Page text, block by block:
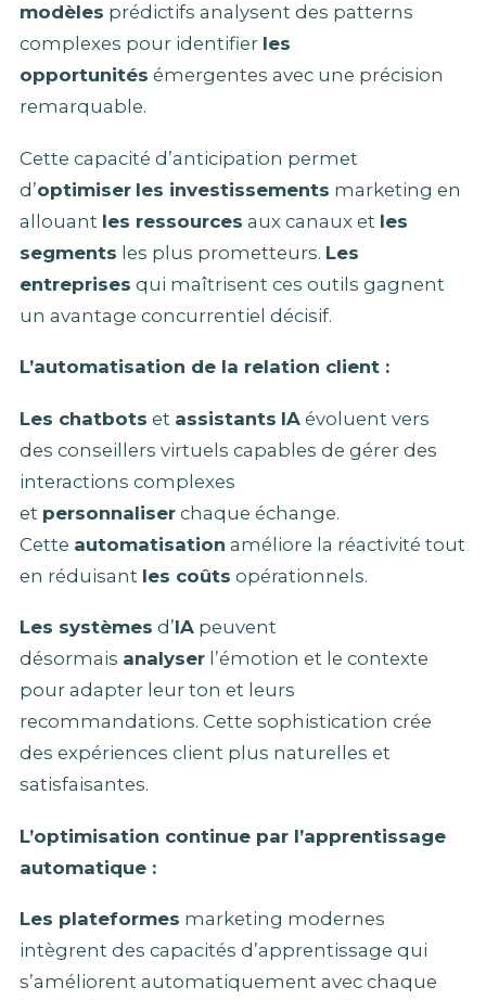
modèles prédictifs analysent des patterns
complexes pour identifier les
opportunités émergentes avec une précision
remarquable.
Cette capacité d’anticipation permet
d’optimiser les investissements marketing en
allouant les ressources aux canaux et les
segments les plus prometteurs. Les
entreprises qui maîtrisent ces outils gagnent
un avantage concurrentiel décisif.
L’automatisation de la relation client :
Les chatbots et assistants IA évoluent vers
des conseillers virtuels capables de gérer des
interactions complexes
et personnaliser chaque échange.
Cette automatisation améliore la réactivité tout
en réduisant les coûts opérationnels.
Les systèmes d’IA peuvent
désormais analyser l’émotion et le contexte
pour adapter leur ton et leurs
recommandations. Cette sophistication crée
des expériences client plus naturelles et
satisfaisantes.
L’optimisation continue par l’apprentissage
automatique :
Les plateformes marketing modernes
intègrent des capacités d’apprentissage qui
s’améliorent automatiquement avec chaque